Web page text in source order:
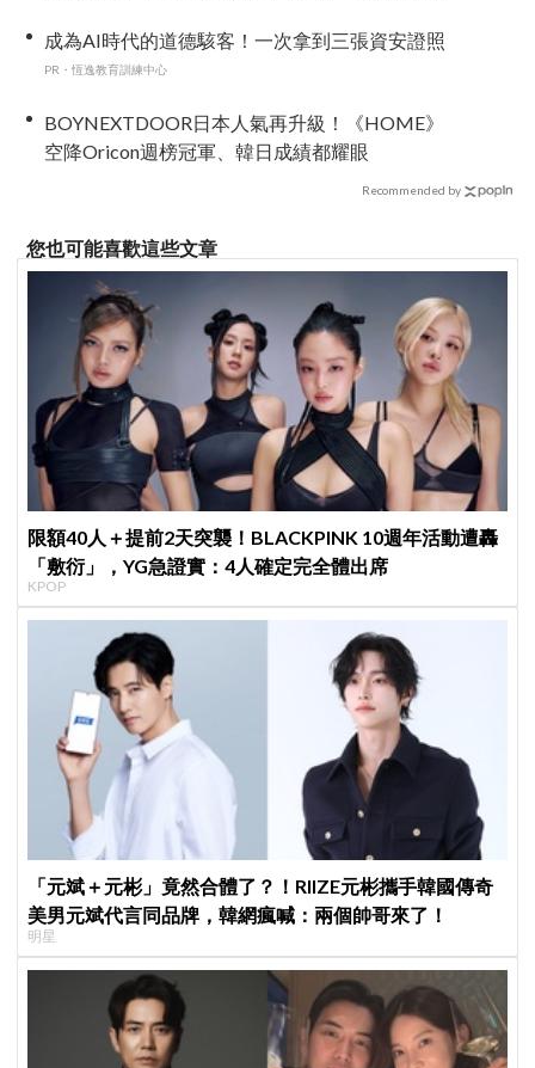
成為AI時代的道德駭客！一次拿到三張資安證照
PR・恆逸教育訓練中心
BOYNEXTDOOR日本人氣再升級！《HOME》
空降Oricon週榜冠軍、韓日成績都耀眼
Recommended by
您也可能喜歡這些文章
限額40人＋提前2天突襲！BLACKPINK 10週年活動遭轟
「敷衍」，YG急證實：4人確定完全體出席
KPOP
「元斌＋元彬」竟然合體了？！RIIZE元彬攜手韓國傳奇
美男元斌代言同品牌，韓網瘋喊：兩個帥哥來了！
明星